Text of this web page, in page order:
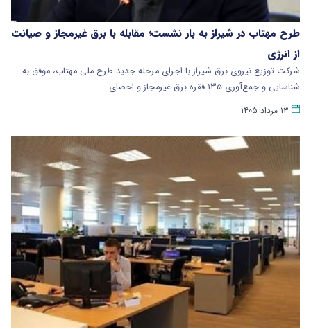
طرح مهتاب در شیراز به بار نشست؛ مقابله با برق غیرمجاز و صیانت
از انرژی
شرکت توزیع نیروی برق شیراز با اجرای مرحله جدید طرح ملی مهتاب، موفق به
شناسایی و جمع‌آوری ۱۳۵ فقره برق غیرمجاز و احصای…
۱۳ مرداد ۱۴۰۵